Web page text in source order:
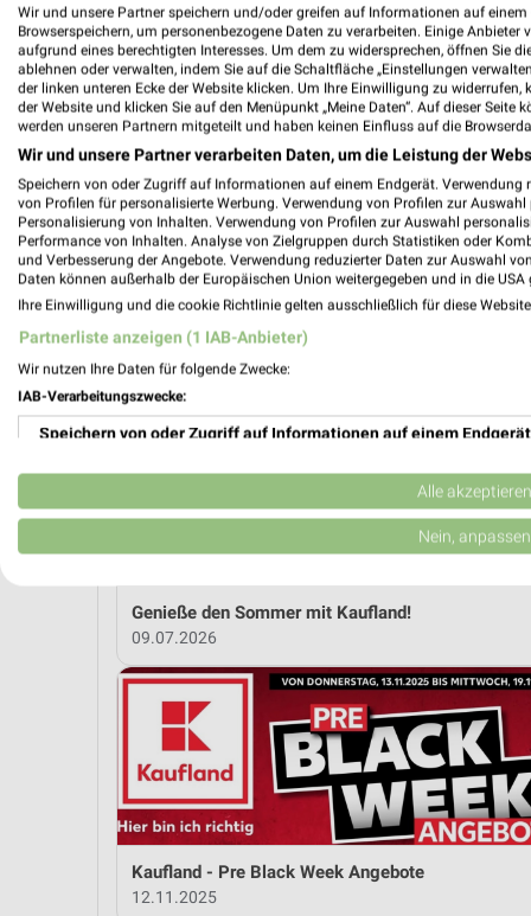
Angebote-Kalender für Kaufland in
Aug.
03 Mo 04Di 05 Mi 06 Do 07 Fr
weekli Magazin
Genieße den Sommer mit Kaufland!
09.07.2026
Kaufland - Pre Black Week Angebote
12.11.2025
Wir und unsere Partner speichern und/oder greifen auf Informationen auf einem
Browserspeichern, um personenbezogene Daten zu verarbeiten. Einige
aufgrund eines berechtigten Interesses. Um dem zu widersprechen, öffnen Sie
ablehnen oder verwalten, indem Sie auf die Schaltfläche „Einstellungen
der linken unteren Ecke der Website klicken. Um Ihre Einwilligung zu
der Website und klicken Sie auf den Menüpunkt „Meine Daten“. Auf dieser
werden unseren Partnern mitgeteilt und haben keinen Einfluss auf die
Wir und unsere Partner verarbeiten Daten, um die Leistung der
Speichern von oder Zugriff auf Informationen auf einem Endgerät. Verwendung
von Profilen für personalisierte Werbung. Verwendung von Profilen zur
Personalisierung von Inhalten. Verwendung von Profilen zur Auswahl
Performance von Inhalten. Analyse von Zielgruppen durch Statistiken oder
und Verbesserung der Angebote. Verwendung reduzierter Daten zur Auswahl
Daten können außerhalb der Europäischen Union weitergegeben und in die USA
Ihre Einwilligung und die cookie Richtlinie gelten ausschließlich für diese
Partnerliste anzeigen (1 IAB-Anbieter)
Wir nutzen Ihre Daten für folgende Zwecke:
IAB-Verarbeitungszwecke:
Speichern von oder Zugriff auf Informationen auf einem Endgerät
Verwendung reduzierter Daten zur Auswahl von Werbeanzeigen
Erstellung von Profilen für personalisierte Werbung
Erstellung von Profilen zur Personalisierung von Inhalten
Verwendung von Profilen zur Auswahl personalisierter Inhalte
Messung der Werbeleistung
Messung der Performance von Inhalten
Analyse von Zielgruppen durch Statistiken oder Kombinationen
Entwicklung und Verbesserung der Angebote
Alle akzeptieren
Nein, anpassen